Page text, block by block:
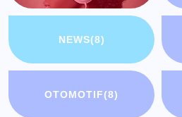
NEWS(8)
OTOMOTIF(8)